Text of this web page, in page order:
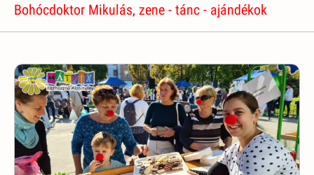
Bohócdoktor Mikulás, zene - tánc - ajándékok